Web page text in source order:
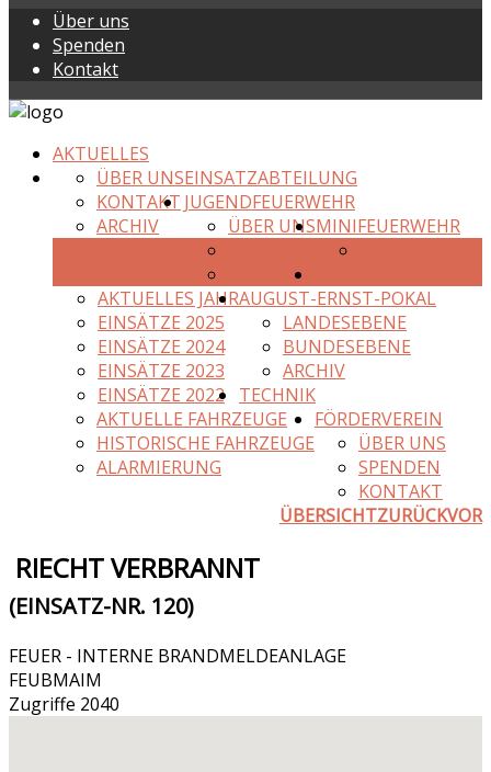
Über uns
Spenden
Kontakt
AKTUELLES
EINSATZABTEILUNG
ÜBER UNS
KONTAKT
ARCHIV
JUGENDFEUERWEHR
ÜBER UNSMINIFEUERWEHR
AKTUELLES JAHR
EINSÄTZE 2025
EINSÄTZE 2024
EINSÄTZE 2023
EINSÄTZE 2022
AUGUST-ERNST-POKAL
LANDESEBENE
BUNDESEBENE
ARCHIV
TECHNIK
AKTUELLE FAHRZEUGE
HISTORISCHE FAHRZEUGE
ALARMIERUNG
FÖRDERVEREIN
ÜBER UNS
SPENDEN
KONTAKT
ÜBERSICHTZURÜCKVOR
RIECHT VERBRANNT
(EINSATZ-NR. 120)
FEUER - INTERNE BRANDMELDEANLAGE
FEUBMAIM
Zugriffe 2040